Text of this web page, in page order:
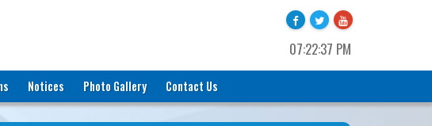
07:22:37 PM
Notices Photo Gallery Contact Us